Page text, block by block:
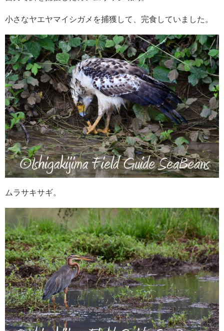
小さなヤエヤマイシガメを捕獲して、完食していました。
ムラサキサギ。